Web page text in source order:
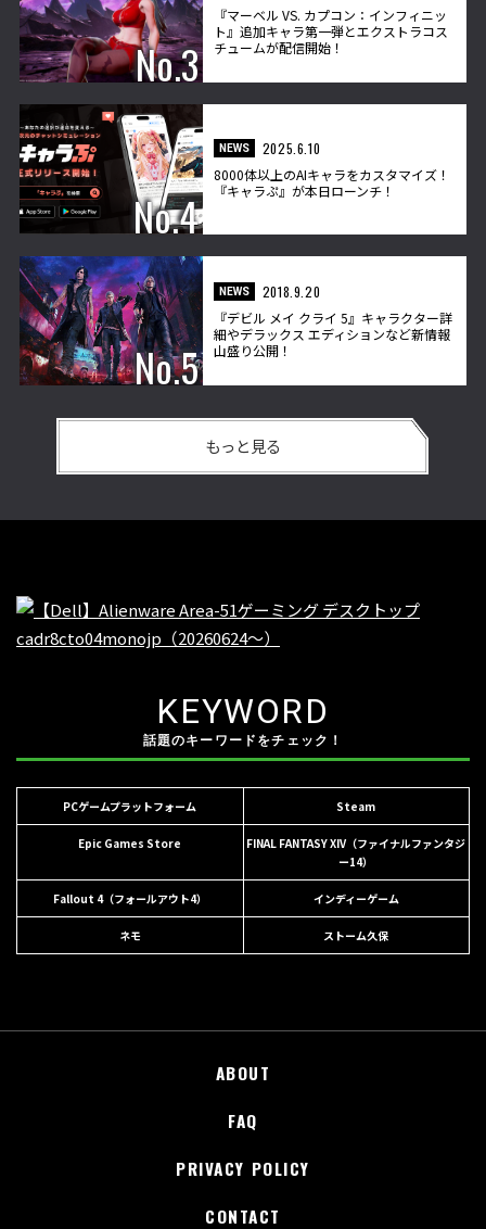
『マーベル VS. カプコン：インフィニッ
ト』追加キャラ第一弾とエクストラコス
チュームが配信開始！
NEWS
2025.6.10
8000体以上のAIキャラをカスタマイズ！
『キャラぷ』が本日ローンチ！
NEWS
2018.9.20
『デビル メイ クライ 5』キャラクター詳
細やデラックス エディションなど新情報
山盛り公開！
もっと見る
KEYWORD
話題のキーワードをチェック！
PCゲームプラットフォーム Steam
Epic Games Store
FINAL FANTASY XIV（ファイナルファンタジ
ー14）
Fallout 4（フォールアウト4） インディーゲーム
ネモ ストーム久保
ABOUT
FAQ
PRIVACY POLICY
CONTACT